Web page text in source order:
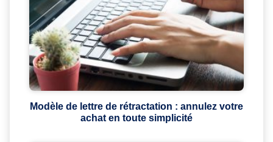
Modèle de lettre de rétractation : annulez votre
achat en toute simplicité